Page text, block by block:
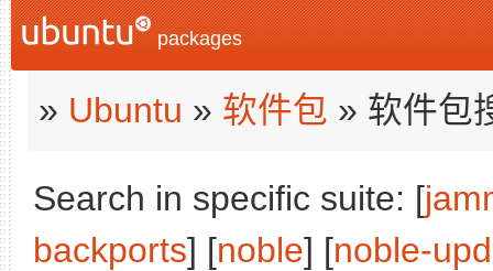
packages
» Ubuntu » 软件包 » 软件包
Search in specific suite: [
backports] [noble] [noble-